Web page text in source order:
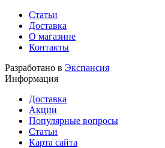
Статьи
Доставка
О магазине
Контакты
Разработано в Экспансия
Информация
Доставка
Акции
Популярные вопросы
Статьи
Карта сайта